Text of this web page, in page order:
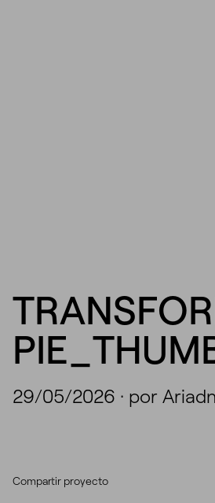
29/05/2026 · por
Compartir proyecto